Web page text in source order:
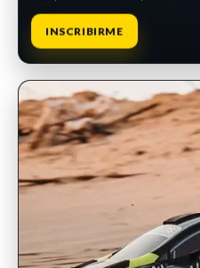
INSCRIBIRME
INSCRIPCIONES ABIERTAS